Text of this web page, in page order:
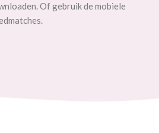
Of gebruik de mobiele